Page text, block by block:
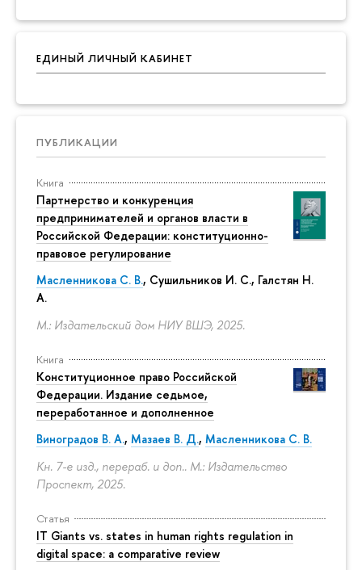
ЕДИНЫЙ ЛИЧНЫЙ КАБИНЕТ
ПУБЛИКАЦИИ
Книга
Партнерство и конкуренция
предпринимателей и органов власти в
Российской Федерации: конституционно-
правовое регулирование
Масленникова С. В., Сушильников И. С., Галстян Н.
А.
М.: Издательский дом НИУ ВШЭ, 2025.
Книга
Конституционное право Российской
Федерации. Издание седьмое,
переработанное и дополненное
Виноградов В. А., Мазаев В. Д., Масленникова С. В.
Кн. 7-е изд., перераб. и доп.. М.: Издательство
Проспект, 2025.
Статья
IT Giants vs. states in human rights regulation in
digital space: a comparative review